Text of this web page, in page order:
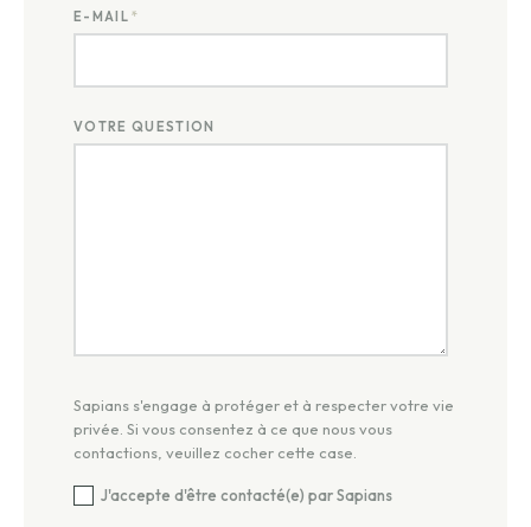
E-MAIL *
VOTRE QUESTION
Sapians s'engage à protéger et à respecter votre vie
privée. Si vous consentez à ce que nous vous
contactions, veuillez cocher cette case.
J'accepte d'être contacté(e) par Sapians